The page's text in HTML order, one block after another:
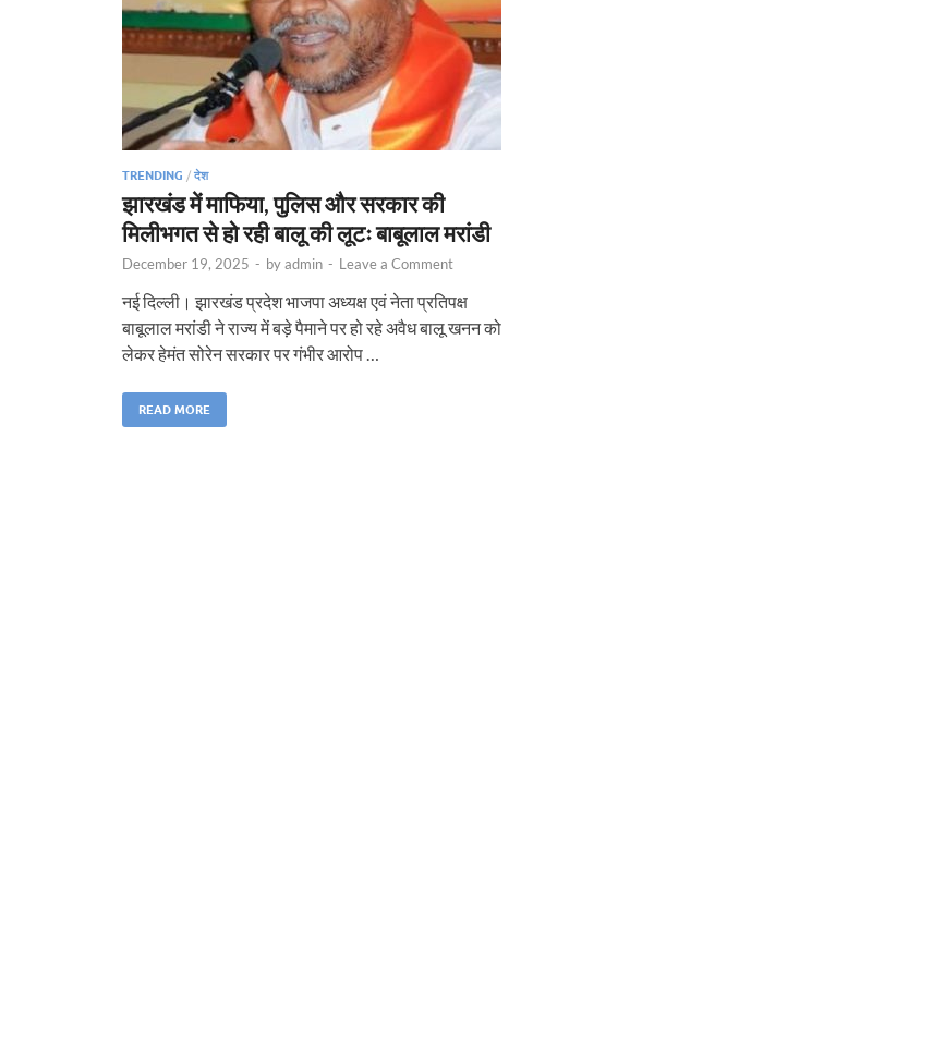
TRENDING / देश
झारखंड में माफिया, पुलिस और सरकार की
मिलीभगत से हो रही बालू की लूटः बाबूलाल मरांडी
December 19, 2025 - byadmin - Leave a Comment
नई दिल्ली। झारखंड प्रदेश भाजपा अध्यक्ष एवं नेता प्रतिपक्ष
बाबूलाल मरांडी ने राज्य में बड़े पैमाने पर हो रहे अवैध बालू खनन को
लेकर हेमंत सोरेन सरकार पर गंभीर आरोप …
READ MORE